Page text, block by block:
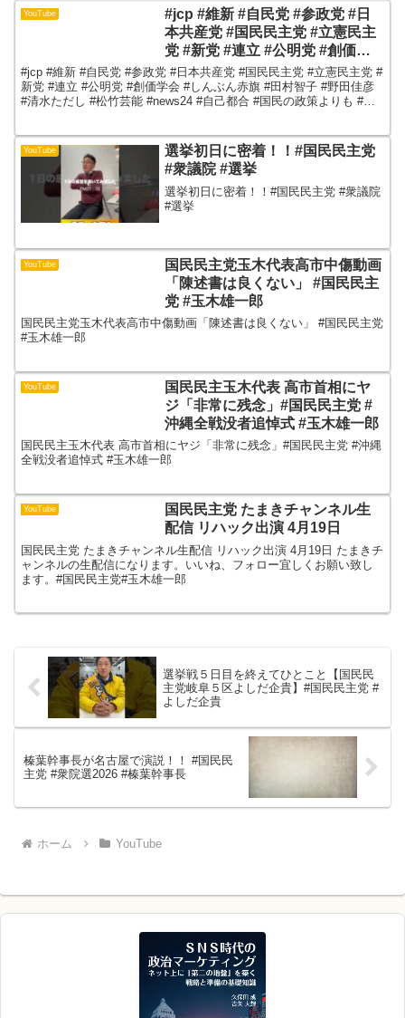
YouTube
#jcp #維新 #自民党 #参政党 #日
本共産党 #国民民主党 #立憲民主
党 #新党 #連立 #公明党 #創価学
会 #しんぶん赤旗 #田村智子 #野
田佳彦 #清水ただし #松竹芸能
#news24
#jcp #維新 #自民党 #参政党 #日本共産党 #国民民主党 #立憲民主党 #
新党 #連立 #公明党 #創価学会 #しんぶん赤旗 #田村智子 #野田佳彦
#清水ただし #松竹芸能 #news24 #自己都合 #国民の政策よりも #政
YouTube
選挙初日に密着！！#国民民主党
#衆議院 #選挙
選挙初日に密着！！#国民民主党 #衆議院
#選挙
YouTube
国民民主党玉木代表高市中傷動画
「陳述書は良くない」 #国民民主
党 #玉木雄一郎
国民民主党玉木代表高市中傷動画「陳述書は良くない」 #国民民主党
#玉木雄一郎
YouTube
国民民主玉木代表 高市首相にヤ
ジ「非常に残念」#国民民主党 #
沖縄全戦没者追悼式 #玉木雄一郎
国民民主玉木代表 高市首相にヤジ「非常に残念」#国民民主党 #沖縄
全戦没者追悼式 #玉木雄一郎
YouTube
国民民主党 たまきチャンネル生
配信 リハック出演 4月19日
国民民主党 たまきチャンネル生配信 リハック出演 4月19日 たまきチ
ャンネルの生配信になります。いいね、フォロー宜しくお願い致し
ます。#国民民主党#玉木雄一郎
選挙戦５日目を終えてひとこと【国民民
主党岐阜５区よしだ企貴】#国民民主党 #
よしだ企貴
榛葉幹事長が名古屋で演説！！ #国民民
主党 #衆院選2026 #榛葉幹事長
ホーム YouTube